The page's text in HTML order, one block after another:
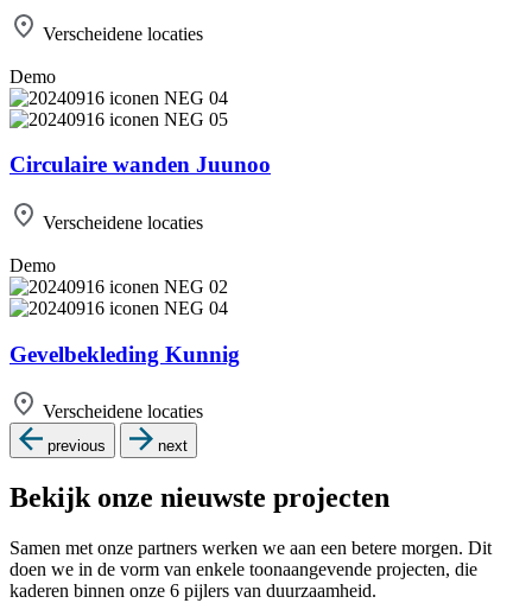
Verscheidene locaties
Demo
Circulaire wanden Juunoo
Verscheidene locaties
Demo
Ge­vel­be­kle­ding Kunnig
Verscheidene locaties
previous next
Bekijk onze nieuwste projecten
Samen met onze partners werken we aan een betere morgen. Dit
doen we in de vorm van enkele toonaangevende projecten, die
kaderen binnen onze 6 pijlers van duurzaamheid.